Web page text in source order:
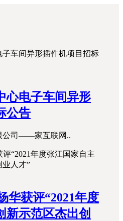
心电子车间异形
公告
公司——家互联网..
华获评“2021年度
新示范区杰出创